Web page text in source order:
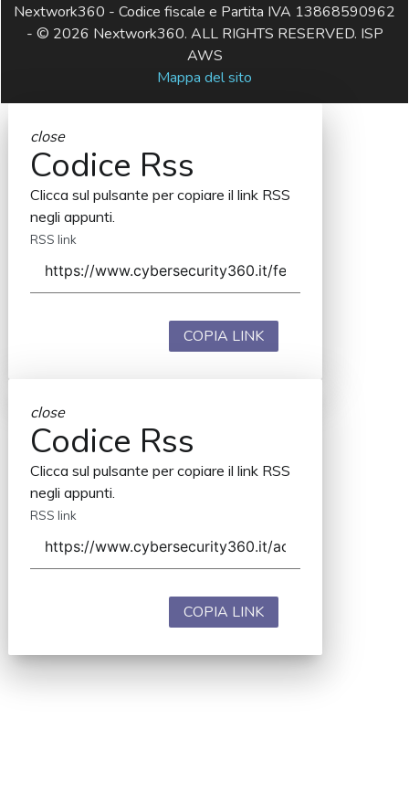
Nextwork360 - Codice fiscale e Partita IVA 13868590962
- © 2026 Nextwork360. ALL RIGHTS RESERVED. ISP
AWS
Mappa del sito
close
Codice Rss
Clicca sul pulsante per copiare il link RSS
negli appunti.
RSS link
COPIA LINK
close
Codice Rss
Clicca sul pulsante per copiare il link RSS
negli appunti.
RSS link
COPIA LINK